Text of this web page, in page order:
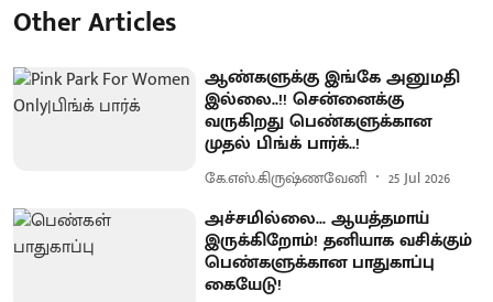
Other Articles
ஆண்களுக்கு இங்கே அனுமதி
இல்லை ..!! சென்னைக்கு
வருகிறது பெண்களுக்கான
முதல் பிங்க் பார்க்..!
கே.எஸ்.கிருஷ்ணவேனி 25 Jul 2026
அச்சமில்லை... ஆயத்தமாய்
இருக்கிறோம்! தனியாக வசிக்கும்
பெண்களுக்கான பாதுகாப்பு
கையேடு!